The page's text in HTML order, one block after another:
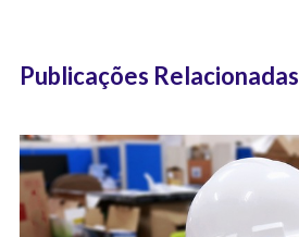
Publicações Relacionadas